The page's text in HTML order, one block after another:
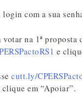
login com a sua
votar na 1ª proposta
e
cutt.ly/
clique em “Apoiar”.